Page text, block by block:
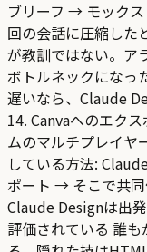
ブリーフ → モック
回の会話に圧縮した
が教訓ではない。ア
ボトルネックになっ
遅いなら、Claude
14. Canvaへのエク
ムのマルチプレイヤ
している方法:
ポート → そこで共
Claude Designは出
評価されている 誰